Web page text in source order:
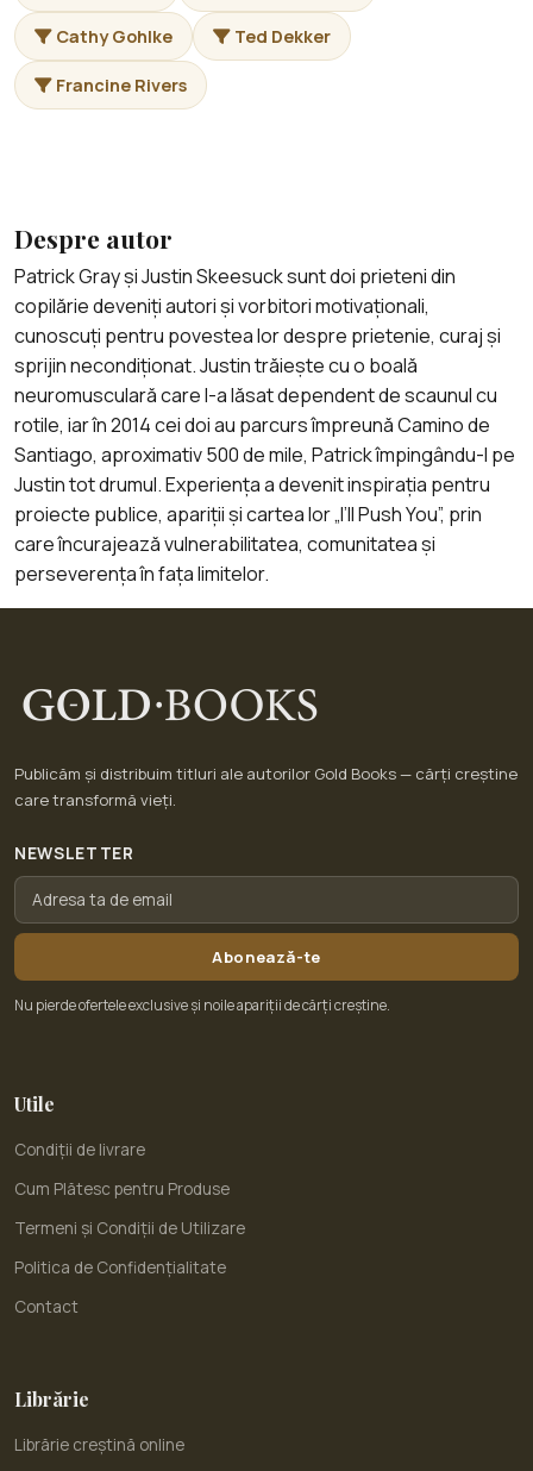
Cathy Gohlke Ted Dekker
Francine Rivers
Despre autor
Patrick Gray și Justin Skeesuck sunt doi prieteni din
copilărie deveniți autori și vorbitori motivaționali,
cunoscuți pentru povestea lor despre prietenie, curaj și
sprijin necondiționat. Justin trăiește cu o boală
neuromusculară care l-a lăsat dependent de scaunul cu
rotile, iar în 2014 cei doi au parcurs împreună Camino de
Santiago, aproximativ 500 de mile, Patrick împingându-l pe
Justin tot drumul. Experiența a devenit inspirația pentru
proiecte publice, apariții și cartea lor „I’ll Push You”, prin
care încurajează vulnerabilitatea, comunitatea și
perseverența în fața limitelor.
Publicăm și distribuim titluri ale autorilor Gold Books — cărți creștine
care transformă vieți.
NEWSLETTER
Abonează-te
Nu pierde ofertele exclusive și noile apariții de cărți creștine.
Utile
Condiții de livrare
Cum Plătesc pentru Produse
Termeni și Condiții de Utilizare
Politica de Confidențialitate
Contact
Librărie
Librărie creștină online